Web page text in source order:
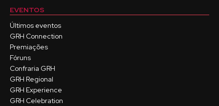
EVENTOS
Últimos eventos
GRH Connection
Premiações
Fóruns
Confraria GRH
GRH Regional
GRH Experience
GRH Celebration